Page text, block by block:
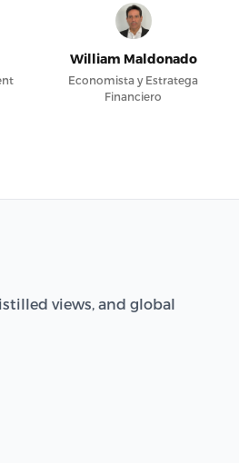
William Maldonado
Economista y Estratega
Financiero
views, and global